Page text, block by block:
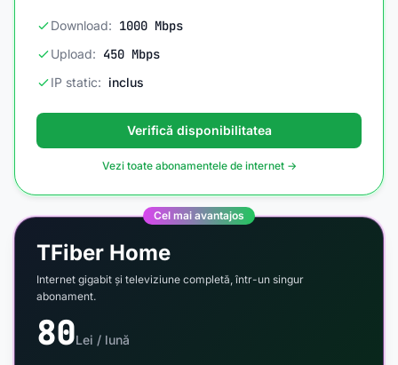
Download: 1000 Mbps
Upload: 450 Mbps
IP static: inclus
Verifică disponibilitatea
Vezi toate abonamentele de internet →
Cel mai avantajos
TFiber Home
Internet gigabit și televiziune completă, într-un singur
abonament.
80Lei / lună